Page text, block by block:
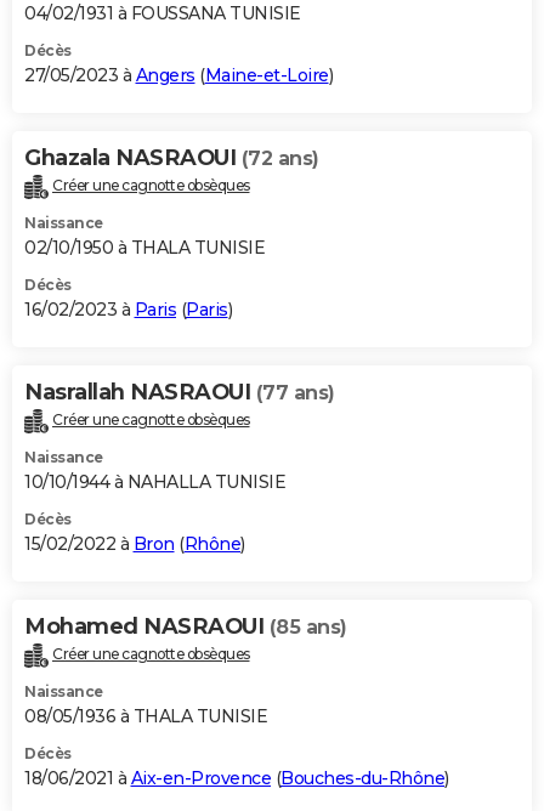
04/02/1931 à FOUSSANA TUNISIE
Décès
27/05/2023 à Angers (Maine-et-Loire)
Ghazala NASRAOUI (72 ans)
Créer une cagnotte obsèques
Naissance
02/10/1950 à THALA TUNISIE
Décès
16/02/2023 à Paris (Paris)
Nasrallah NASRAOUI (77 ans)
Créer une cagnotte obsèques
Naissance
10/10/1944 à NAHALLA TUNISIE
Décès
15/02/2022 à Bron (Rhône)
Mohamed NASRAOUI (85 ans)
Créer une cagnotte obsèques
Naissance
08/05/1936 à THALA TUNISIE
Décès
18/06/2021 à Aix-en-Provence (Bouches-du-Rhône)